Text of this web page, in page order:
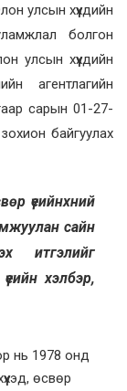
улсын хүүхдийн
болгон
улсын хүүхдийн
агентлагийн
сарын 01-27-
байгуулах
үеийнхний
сайн
итгэлийг
хэлбэр,
нь 1978 онд
өсвөр